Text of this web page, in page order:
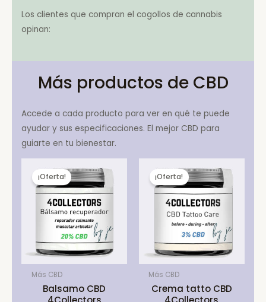
Los clientes que compran el cogollos de cannabis
opinan:
Más productos de CBD
Accede a cada producto para ver en qué te puede
ayudar y sus especificaciones. El mejor CBD para
guiarte en tu bienestar.
¡Oferta!
Más CBD
Balsamo CBD
¡Oferta!
Más CBD
Crema tatto CBD